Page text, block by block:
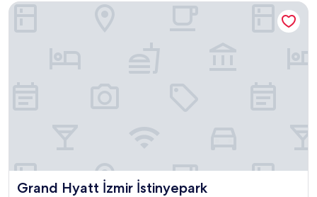
Grand Hyatt İzmir İstinyepark
Grand Hyatt İzmir İstinyepark
Grand Hyatt İzmir İstinyepark